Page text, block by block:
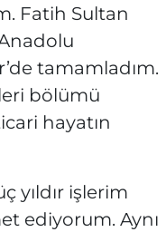
Fatih Sultan
tamamladım.
bölümü
hayatın
yıldır işlerim
ediyorum. Aynı